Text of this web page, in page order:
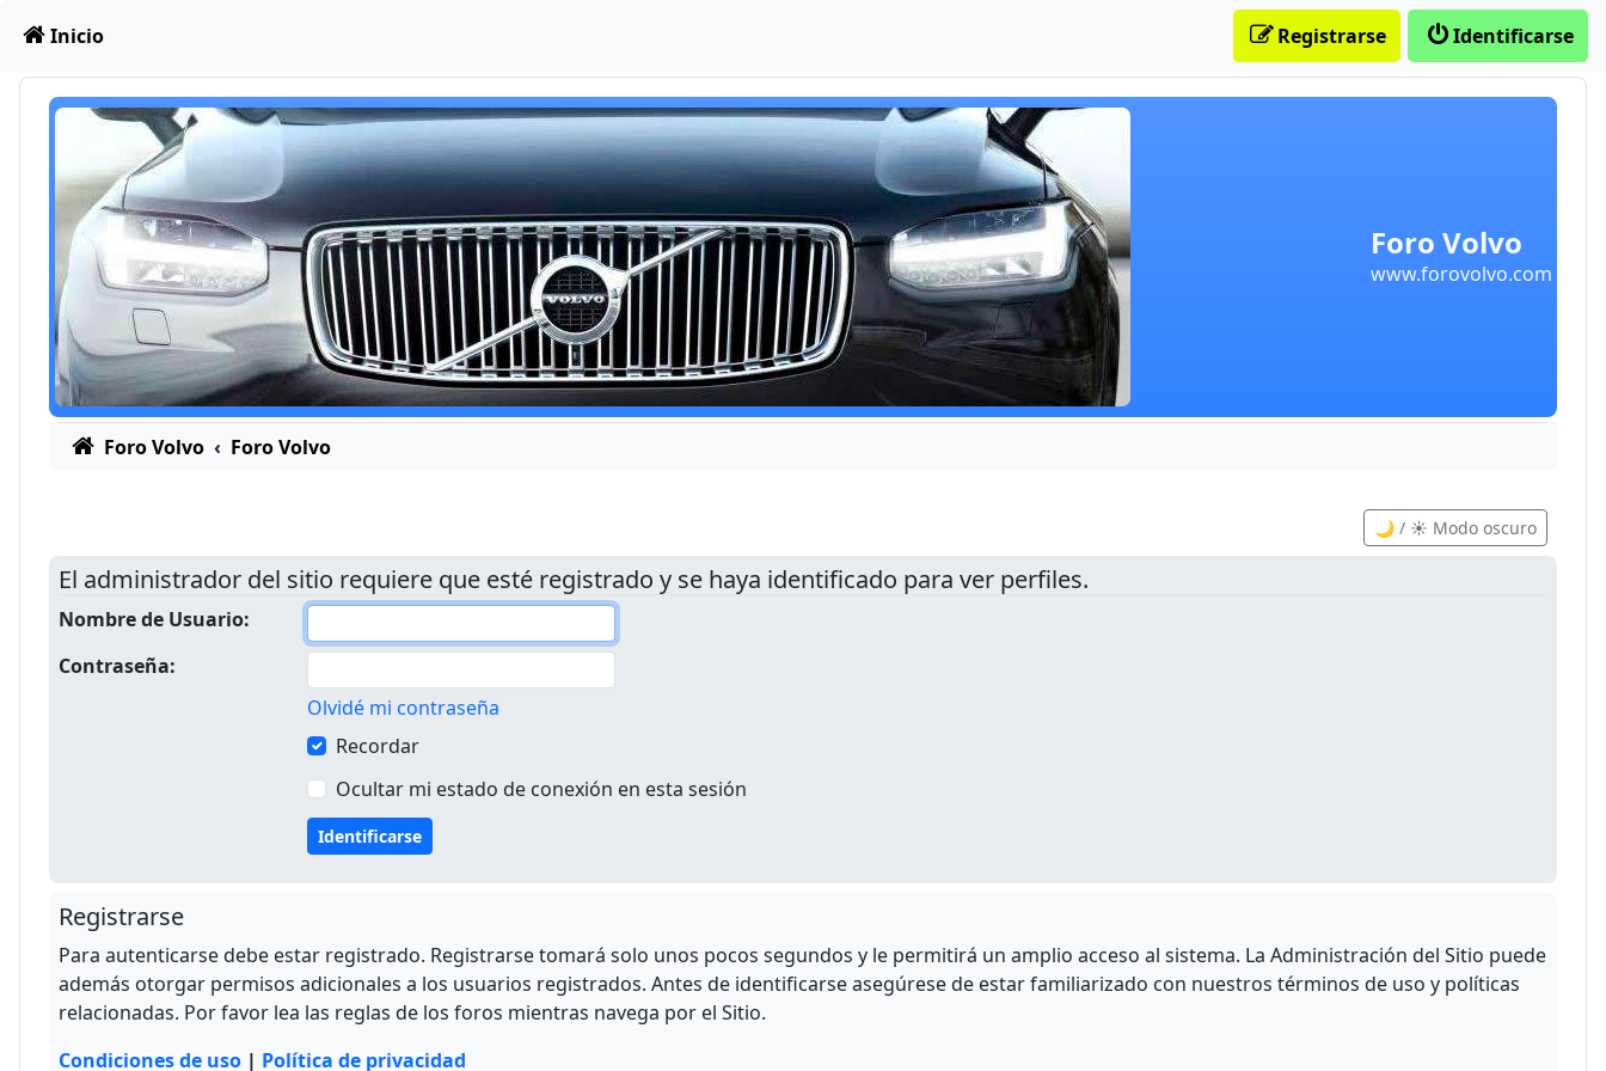
Obviar
Foro Volvo
www.forovolvo.com
Inicio Identificarse
Registrarse
Foro Volvo Foro Volvo
🌙 / ☀️ Modo oscuro
El administrador del sitio requiere que esté registrado y se haya identificado para ver perfiles.
Nombre de Usuario:
Contraseña:
Olvidé mi contraseña
Recordar
Ocultar mi estado de conexión en esta sesión
Registrarse
Para autenticarse debe estar registrado. Registrarse tomará solo unos pocos segundos y le permitirá un amplio acceso al sistema. La Administración del Sitio puede
además otorgar permisos adicionales a los usuarios registrados. Antes de identificarse asegúrese de estar familiarizado con nuestros términos de uso y políticas
relacionadas. Por favor lea las reglas de los foros mientras navega por el Sitio.
Condiciones de uso | Política de privacidad